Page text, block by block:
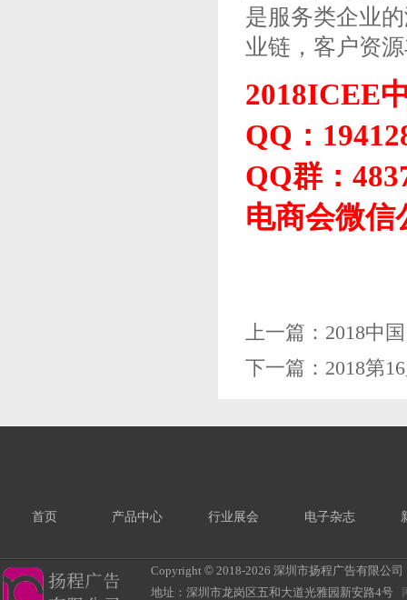
是服务类企业
业链，客户资
2018ICEE
QQ：
QQ群：
电商会微信
上一篇： 2018中
下一篇： 2018第
首页 产品中心 行业展会 电子杂志
Copyright © 2018-2026 深圳市扬程广告有限公
地址：深圳市龙岗区五和大道光雅园新安路4号